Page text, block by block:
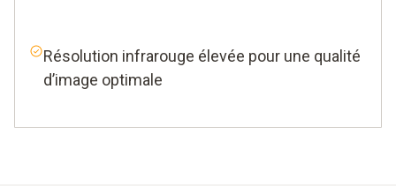
Résolution infrarouge élevée pour une qualité
d’image optimale